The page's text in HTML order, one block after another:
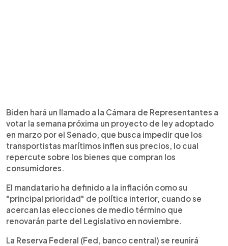
Biden hará un llamado a la Cámara de Representantes a
votar la semana próxima un proyecto de ley adoptado
en marzo por el Senado, que busca impedir que los
transportistas marítimos inflen sus precios, lo cual
repercute sobre los bienes que compran los
consumidores.
El mandatario ha definido a la inflación como su
"principal prioridad" de política interior, cuando se
acercan las elecciones de medio término que
renovarán parte del Legislativo en noviembre.
La Reserva Federal (Fed, banco central) se reunirá